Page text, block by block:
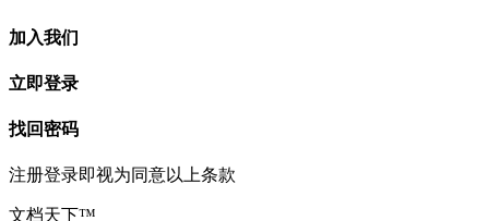
加入我们
立即登录
找回密码
注册登录即视为同意以上条款
文档天下™